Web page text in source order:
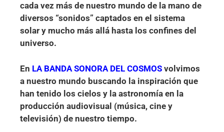
cada vez más de nuestro mundo de la mano de
diversos “sonidos” captados en el sistema
solar y mucho más allá hasta los confines del
universo.
En LA BANDA SONORA DEL COSMOS volvimos
a nuestro mundo buscando la inspiración que
han tenido los cielos y la astronomía en la
producción audiovisual (música, cine y
televisión) de nuestro tiempo.